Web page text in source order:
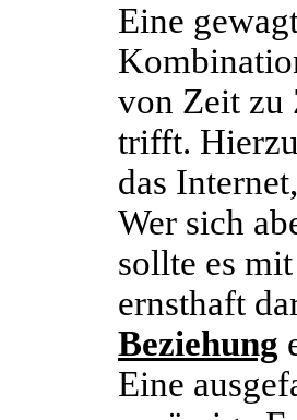
Eine
von Zeit zu
trifft.
das
Wer sich
sollte es
ernsthaft
Beziehung
Eine